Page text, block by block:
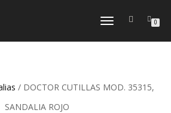
CAMBIAR
0
/ DOCTOR CUTILLAS MOD. 35315,
SANDALIA ROJO